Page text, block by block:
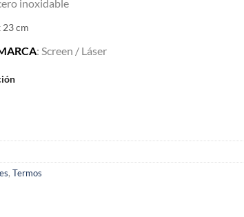
inoxidable
23 cm
: Screen / Láser
, Termos